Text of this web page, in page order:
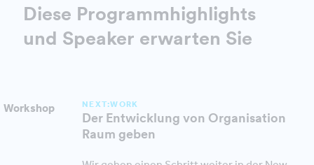
Diese Programmhighlights
und Speaker erwarten Sie
Workshop NEXT:WORK
Der Entwicklung von Organisation
Raum geben